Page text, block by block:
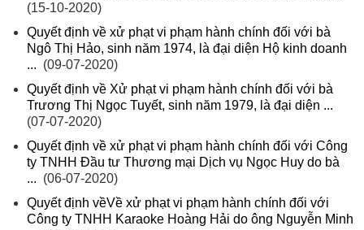
(15-10-2020)
Quyết định về xử phạt vi phạm hành chính đối với bà
Ngô Thị Hảo, sinh năm 1974, là đại diện Hộ kinh doanh
... (09-07-2020)
Quyết định về Xử phạt vi phạm hành chính đối với bà
Trương Thị Ngọc Tuyết, sinh năm 1979, là đại diện ...
(07-07-2020)
Quyết định về xử phạt vi phạm hành chính đối với Công
ty TNHH Đầu tư Thương mại Dịch vụ Ngọc Huy do bà
... (06-07-2020)
Quyết định vềVề xử phạt vi phạm hành chính đối với
Công ty TNHH Karaoke Hoàng Hải do ông Nguyễn Minh